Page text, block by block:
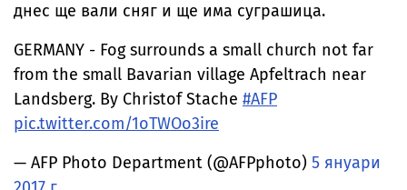
днес ще вали сняг и ще има суграшица.
GERMANY - Fog surrounds a small church not far
from the small Bavarian village Apfeltrach near
Landsberg. By Christof Stache #AFP
pic.twitter.com/1oTWOo3ire
— AFP Photo Department (@AFPphoto) 5 януари